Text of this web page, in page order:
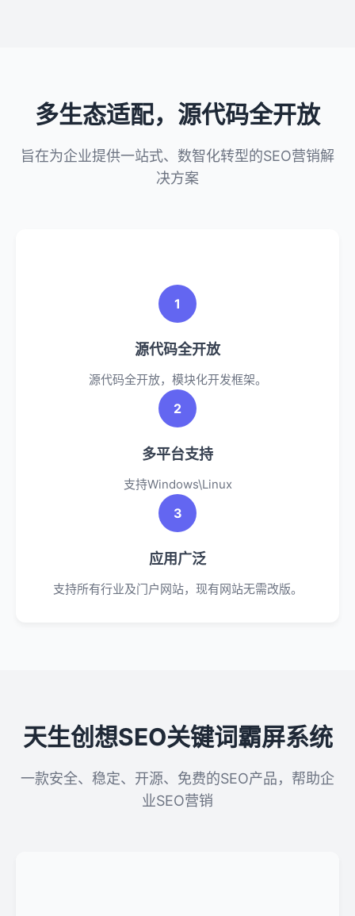
多生态适配，源代码全开放
旨在为企业提供一站式、数智化转型的SEO营销解
决方案
1
源代码全开放
源代码全开放，模块化开发框架。
2
多平台支持
支持Windows\Linux
3
应用广泛
支持所有行业及门户网站，现有网站无需改版。
天生创想SEO关键词霸屏系统
一款安全、稳定、开源、免费的SEO产品，帮助企
业SEO营销